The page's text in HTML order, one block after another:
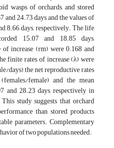
wasps of orchards, and stored
24.73 days and the values of
8.66 days, respectively. The life
15.07 and 18.85 days,
increase (rm) were 0.168 and
finite rates of increase (λ) were
days), the net reproductive rates
female) and the mean
and 28.23 days, respectively in
study suggests that orchard
than stored products
parameters. Complementary
of two populations needed.